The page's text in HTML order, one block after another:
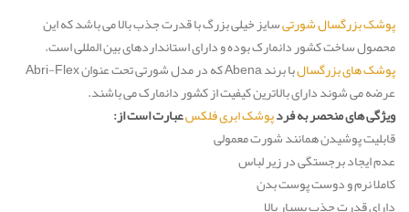
پوشک بزرگسال شورتیسایز خیلی بزرگ با قدرت جذب بالا می باشد که این
محصول ساخت کشور دانمارک بوده و دارای استانداردهای بین المللی است.
پوشک های بزرگسال
با برند Abena که در مدل شورتی تحت عنوان Abri-Flex
عرضه می شوند دارای بالاترین کیفیت از کشور دانمارک می باشند.
ویژگی های منحصر به فردپوشک ابری فلکسعبارت است از:
قابلیت پوشیدن همانند شورت معمولی
عدم ایجاد برجستگی در زیر لباس
کاملا نرم و دوست پوست بدن
دارای قدرت جذب بسیار بالا